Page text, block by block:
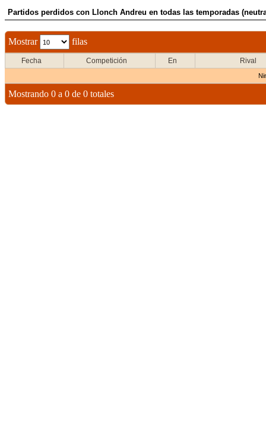
Partidos perdidos con Llonch Andreu en todas las temporadas
Mostrar filas
Fecha Competición En Rival
Mostrando 0 a 0 de 0 totales